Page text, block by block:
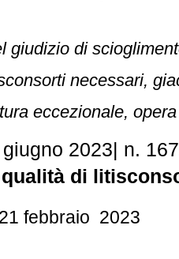
giudizio di
necessari,
eccezionale,
giugno 2023| n.
di
febbraio 2023